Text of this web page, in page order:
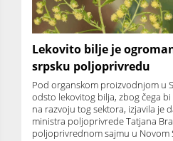
Lekovito bilje je
srpsku poljoprivredu
Pod organskom proizvodnjom u
odsto lekovitog bilja, zbog čega
na razvoju tog sektora, izjavila je
ministra poljoprivrede Tatjana
poljoprivrednom sajmu u Novom